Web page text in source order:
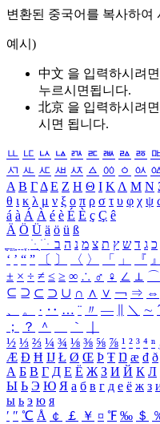
변환된 중국어를 복사하여
예시)
中文 을 입력하시려면
누르시면됩니다.
北京 을 입력하시려면
시면 됩니다.
ㅥ ㅦ ㅧ ㅨ ㅩ ㅪ ㅫ ㅬ ㅭ
ㅺ ㅻ ㅼ ㅽ ㅾ ㅿ ㆀ ㆁ ㆂ
Α Β ΓΔ Ε Ζ Η Θ Ι ΚΛ Μ Ν
θ ι κ λ μ ν ξ ο π ρ σ τ υ φ χ ψ
á à Á À é è É È ç Ç ê
Ä Ö Ü ä ö ü ß
ִֶֹ ֻּ ׁׂ כ ג ד ש ץ ת צ מ נ ה ב
‘ ’ “ ” 〔 〕 〈 〉 「 」 『 』
± × ÷ ≠ ≤ ≥ ∞ ∴ ♂ ♀ ∠ ⊥ ⌒
⊆ ⊇ ⊂ ⊃ ∪ ∩ ∧ ∨ ￢ ⇒ ⇔
、
。 · ‥ … ¨ 〃 ― ＼ ∼ ´
；
？ ＾ ｀
½ ⅓ ⅔ ¼ ¾ ⅛ ⅜ ⅝ ⅞ ¹ ² ³ ⁴ ⁿ
Æ Ð Ħ Ĳ Ł Ø Œ Þ Ŧ Ŋ æ đ ð
А Б В Г Д Е Ё Ж З И Й К Л
Ы Ь Э Ю Я а б в г д е ё ж з
ы ь э ю я
′ ″ ℃ Å ￠ ￡ ￥ ¤ ℉ ‰ ＄